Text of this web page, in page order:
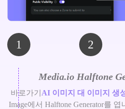
1 2
Media.io Halftone
바로가기 AI 이미지 대 이미지 생
Image에서 Halftone Generator를